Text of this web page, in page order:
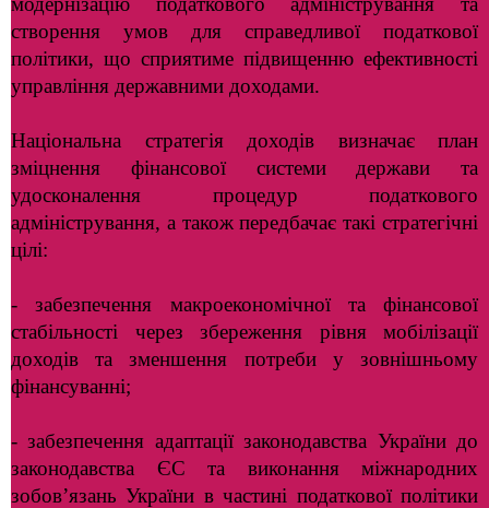
створення умов для справедливої податкової
політики, що сприятиме підвищенню ефективності
управління державними доходами.
Національна стратегія доходів визначає план
зміцнення фінансової системи держави та
удосконалення процедур податкового
адміністрування, а також передбачає такі стратегічні
цілі:
- забезпечення макроекономічної та фінансової
стабільності через збереження рівня мобілізації
доходів та зменшення потреби у зовнішньому
фінансуванні;
- забезпечення адаптації законодавства України до
законодавства ЄС та виконання міжнародних
зобов’язань України в частині податкової політики